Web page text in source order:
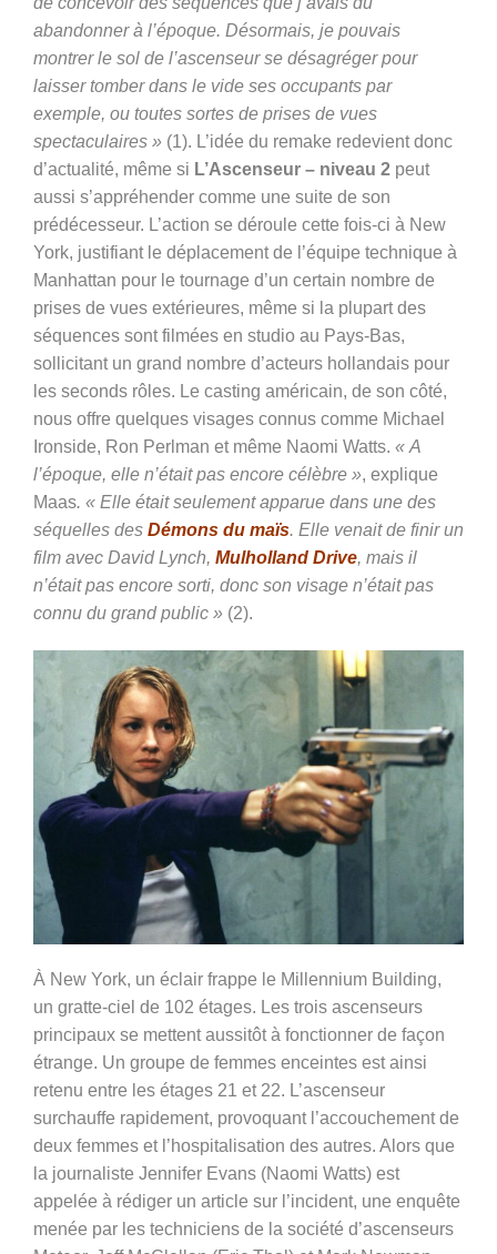
abandonner à l’époque. Désormais, je pouvais
montrer le sol de l’ascenseur se désagréger pour
laisser tomber dans le vide ses occupants par
exemple, ou toutes sortes de prises de vues
spectaculaires » (1). L’idée du remake redevient donc
d’actualité, même si L’Ascenseur – niveau 2 peut
aussi s’appréhender comme une suite de son
prédécesseur. L’action se déroule cette fois-ci à New
York, justifiant le déplacement de l’équipe technique à
Manhattan pour le tournage d’un certain nombre de
prises de vues extérieures, même si la plupart des
séquences sont filmées en studio au Pays-Bas,
sollicitant un grand nombre d’acteurs hollandais pour
les seconds rôles. Le casting américain, de son côté,
nous offre quelques visages connus comme Michael
Ironside, Ron Perlman et même Naomi Watts. « A
l’époque, elle n’était pas encore célèbre », explique
Maas. « Elle était seulement apparue dans une des
séquelles des Démons du maïs. Elle venait de finir un
film avec David Lynch, Mulholland Drive, mais il
n’était pas encore sorti, donc son visage n’était pas
connu du grand public » (2).
À New York, un éclair frappe le Millennium Building,
un gratte-ciel de 102 étages. Les trois ascenseurs
principaux se mettent aussitôt à fonctionner de façon
étrange. Un groupe de femmes enceintes est ainsi
retenu entre les étages 21 et 22. L’ascenseur
surchauffe rapidement, provoquant l’accouchement de
deux femmes et l’hospitalisation des autres. Alors que
la journaliste Jennifer Evans (Naomi Watts) est
appelée à rédiger un article sur l’incident, une enquête
menée par les techniciens de la société d’ascenseurs